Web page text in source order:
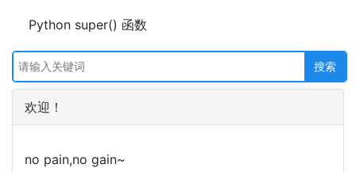
Python super() 函数
欢迎！
no pain,no gain~